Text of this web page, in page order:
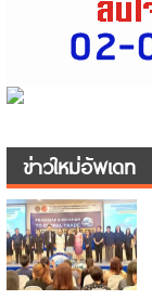
ข่าวใหม่อัพเดท